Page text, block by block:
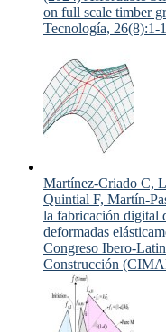
on full scale timber
Tecnología, 26(8):1-
Martínez-Criado C,
Quintial F, Martín-
la fabricación digital
deformadas
Congreso Ibero-
Construcción